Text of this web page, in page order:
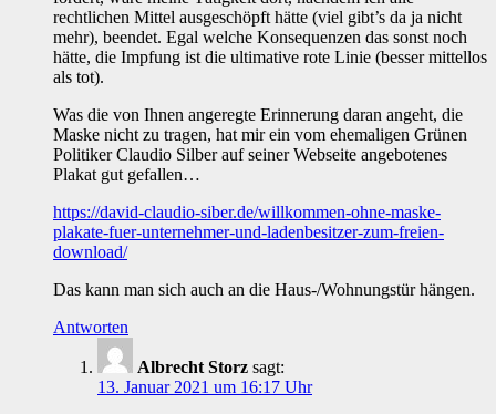
rechtlichen Mittel ausgeschöpft hätte (viel gibt’s da ja nicht
mehr), beendet. Egal welche Konsequenzen das sonst noch
hätte, die Impfung ist die ultimative rote Linie (besser mittellos
als tot).
Was die von Ihnen angeregte Erinnerung daran angeht, die
Maske nicht zu tragen, hat mir ein vom ehemaligen Grünen
Politiker Claudio Silber auf seiner Webseite angebotenes
Plakat gut gefallen…
https://david-claudio-siber.de/willkommen-ohne-maske-
plakate-fuer-unternehmer-und-ladenbesitzer-zum-freien-
download/
Das kann man sich auch an die Haus-/Wohnungstür hängen.
Antworten
Albrecht Storz sagt:
13. Januar 2021 um 16:17 Uhr